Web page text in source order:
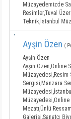
Müzayedemizde
Resimler,Tuval
Teknik,İstanbul
Ayşin Özen (
Ayşin Özen
Ayşin Özen,Online
Müzayedesi,Resim
Sergisi,Manzara
Müzayedesi,Online
Mezatı,Ünlü
Galerisi,Sanatçı